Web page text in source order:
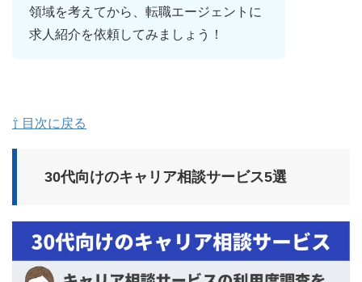
領域を考えてから、転職エージェントに
求人紹介を依頼してみましょう！
⇧ 目次に戻る
30代向けのキャリア相談サービス5選